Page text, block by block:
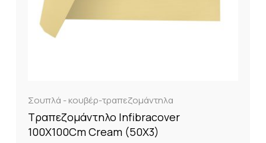
Σουπλά - κουβέρ-τραπεζομάντηλα
Τραπεζομάντηλο Infibracover
100X100Cm Cream (50X3)